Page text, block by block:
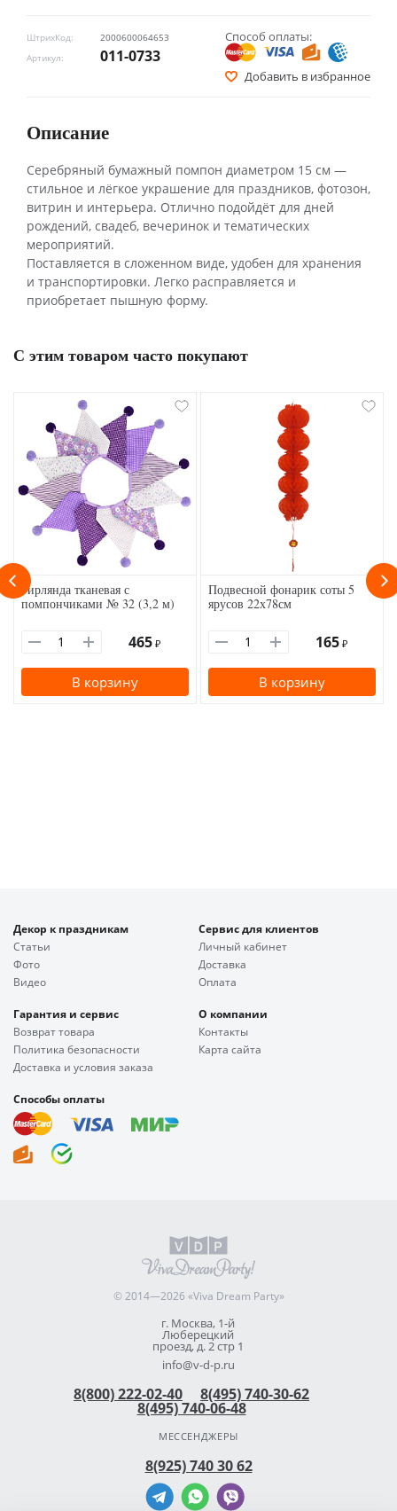
ШтрихКод:
2000600064653
Артикул:
011-0733
Способ оплаты:
Добавить в избранное
Описание
Серебряный бумажный помпон диаметром 15 см —
стильное и лёгкое украшение для праздников, фотозон,
витрин и интерьера. Отлично подойдёт для дней
рождений, свадеб, вечеринок и тематических
мероприятий.
Поставляется в сложенном виде, удобен для хранения
и транспортировки. Легко расправляется и
приобретает пышную форму.
С этим товаром часто покупают
Гирлянда тканевая с
помпончиками № 32 (3,2 м)
465 ₽
В корзину
Подвесной фонарик соты 5
ярусов 22х78см
165 ₽
В корзину
Декор к праздникам
Статьи
Фото
Видео
Сервис для клиентов
Личный кабинет
Доставка
Оплата
Гарантия и сервис
Возврат товара
Политика безопасности
Доставка и условия заказа
О компании
Контакты
Карта сайта
Способы оплаты
© 2014—2026 «Viva Dream Party»
г. Москва, 1-й
Люберецкий
проезд, д. 2 стр 1
info@v-d-p.ru
8(800) 222-02-40 8(495) 740-30-62
8(495) 740-06-48
МЕССЕНДЖЕРЫ
8(925) 740 30 62